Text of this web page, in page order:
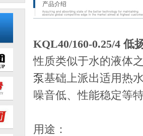
产品介绍
KQL40/160-0.25/4 低
性质类似于水的液体
泵基础上派出适用热
噪音低、性能稳定等
用途：